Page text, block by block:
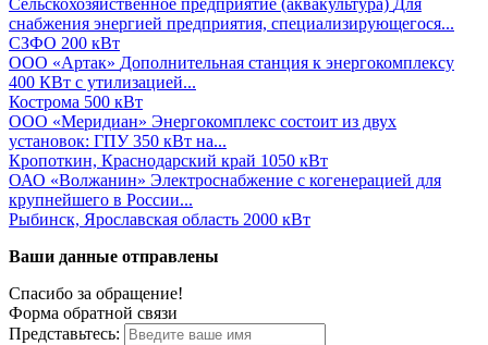
Сельскохозяйственное предприятие (аквакультура) Для
снабжения энергией предприятия, специализирующегося...
СЗФО 200 кВт
ООО «Артак» Дополнительная станция к энергокомплексу
400 КВт с утилизацией...
Кострома 500 кВт
ООО «Меридиан» Энергокомплекс состоит из двух
установок: ГПУ 350 кВт на...
Кропоткин, Краснодарский край 1050 кВт
ОАО «Волжанин» Электроснабжение с когенерацией для
крупнейшего в России...
Рыбинск, Ярославская область 2000 кВт
Ваши данные отправлены
Спасибо за обращение!
Форма обратной связи
Представьтесь: